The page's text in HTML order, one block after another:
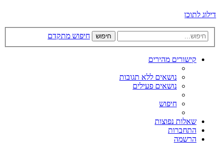
דילוג לתוכן
חיפוש חיפוש מתקדם
קישורים מהירים
נושאים ללא תגובות
נושאים פעילים
חיפוש
שאלות נפוצות
התחברות
הרשמה